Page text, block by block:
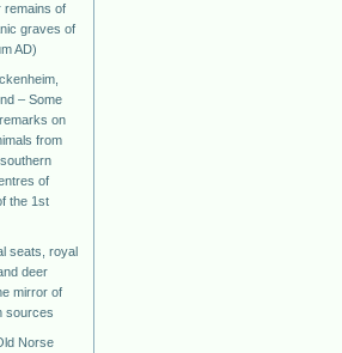
remains of
graves of
AD)
– Some
on
from
of
the 1st
seats, royal
deer
mirror of
sources
Norse